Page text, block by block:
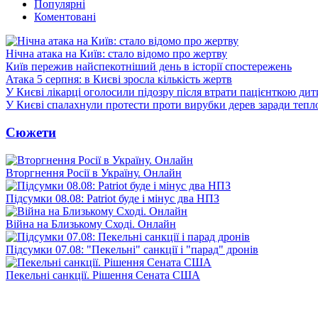
Популярні
Коментовані
Нічна атака на Київ: стало відомо про жертву
Київ пережив найспекотніший день в історії спостережень
Атака 5 серпня: в Києві зросла кількість жертв
У Києві лікарці оголосили підозру після втрати пацієнткою
У Києві спалахнули протести проти вирубки дерев заради
Сюжети
Вторгнення Росії в Україну. Онлайн
Підсумки 08.08: Patriot буде і мінус два НПЗ
Війна на Близькому Сході. Онлайн
Підсумки 07.08: "Пекельні" санкції і "парад" дронів
Пекельні санкції. Рішення Сената США